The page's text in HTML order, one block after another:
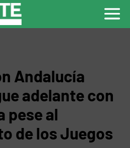
Andalucía
adelante con
pese al
de los Juegos